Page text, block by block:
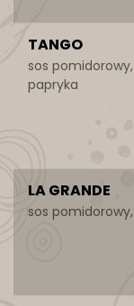
TANGO
sos
papryka
LA GRANDE
sos